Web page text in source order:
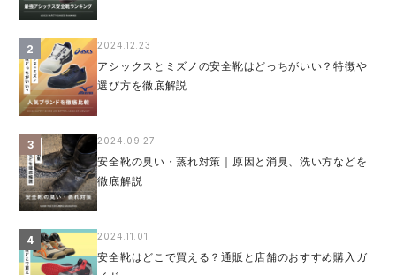
2 2024.12.23
アシックスとミズノの安全靴はどっちがいい？特徴や
選び方を徹底解説
3 2024.09.27
安全靴の臭い・蒸れ対策｜原因と消臭、洗い方などを
徹底解説
4 2024.11.01
安全靴はどこで買える？通販と店舗のおすすめ購入ガ